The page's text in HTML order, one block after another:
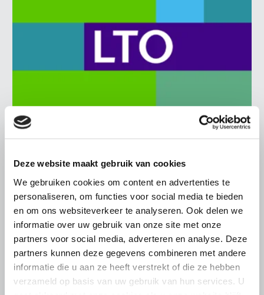
Deze website maakt gebruik van cookies
We gebruiken cookies om content en advertenties te
personaliseren, om functies voor social media te bieden
en om ons websiteverkeer te analyseren. Ook delen we
informatie over uw gebruik van onze site met onze
partners voor social media, adverteren en analyse. Deze
partners kunnen deze gegevens combineren met andere
informatie die u aan ze heeft verstrekt of die ze hebben
verzameld op basis van uw gebruik van hun services. U
6 AUGUSTUS 2026
LTO sluit aan bij demonstratie tegen
dreigende onteigening
pluimveehouders
ZLTO, LLTB, LTO Noord en LTO Nederland roepen hun
leden op om op vrijdagochtend 14 augustus massaal naar
het voorplein van het provinciehuis in Den Bosch te
komen…
Lees meer